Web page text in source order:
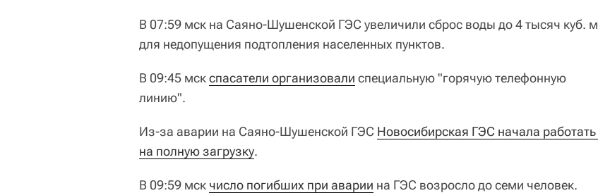
В 07:59 мск на Саяно-Шушенской ГЭС увеличили сброс воды до 4 тысяч куб. м
для недопущения подтопления населенных пунктов.
В 09:45 мскспасатели организовали специальную "горячую телефонную
линию".
Из-за аварии на Саяно-Шушенской ГЭС Новосибирская ГЭС начала работать
на полную загрузку.
В 09:59 мск число погибших при аварии на ГЭС возросло до семи человек.